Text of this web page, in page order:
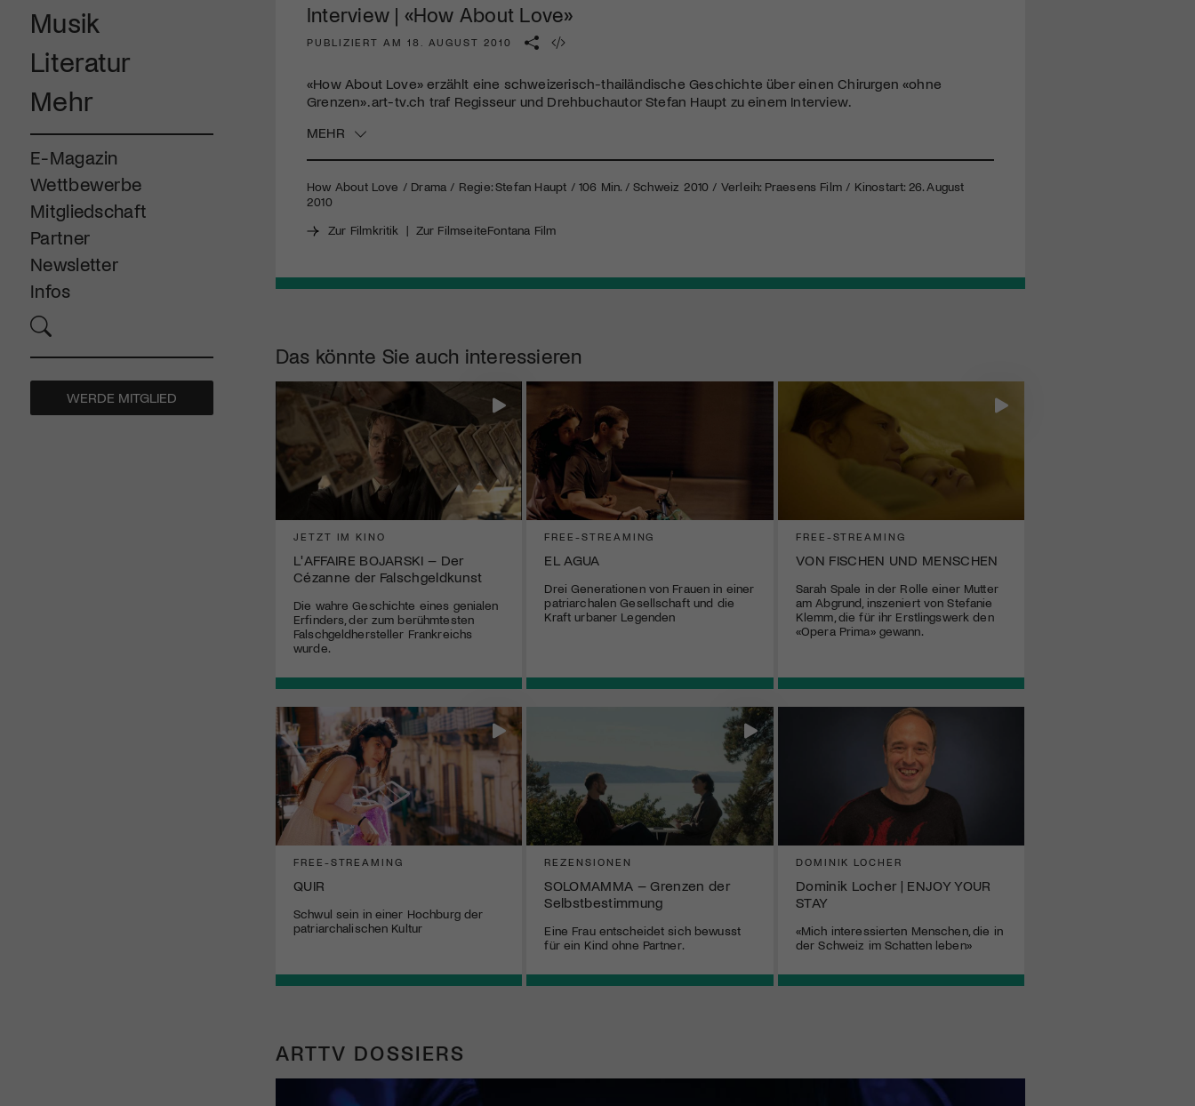
Musik
Literatur
Mehr
E-Magazin
Wettbewerbe
Mitgliedschaft
Partner
Newsletter
Infos
WERDE MITGLIED
Interview | «How About Love»
PUBLIZIERT AM 18. AUGUST 2010
«How About Love» erzählt eine schweizerisch-thailändische Geschichte über einen Chirurgen «ohne
Grenzen». art-tv.ch traf Regisseur und Drehbuchautor Stefan Haupt zu einem Interview.
MEHR
How About Love / Drama / Regie: Stefan Haupt / 106 Min. / Schweiz 2010 / Verleih: Praesens Film / Kinostart: 26. August
2010
Zur Filmkritik | Zur FilmseiteFontana Film
Das könnte Sie auch interessieren
JETZT IM KINO
L'AFFAIRE BOJARSKI – Der
Cézanne der Falschgeldkunst
Die wahre Geschichte eines genialen
Erfinders, der zum berühmtesten
Falschgeldhersteller Frankreichs
wurde.
FREE-STREAMING
EL AGUA
Drei Generationen von Frauen in einer
patriarchalen Gesellschaft und die
Kraft urbaner Legenden
FREE-STREAMING
VON FISCHEN UND MENSCHEN
Sarah Spale in der Rolle einer Mutter
am Abgrund, inszeniert von Stefanie
Klemm, die für ihr Erstlingswerk den
«Opera Prima» gewann.
FREE-STREAMING
QUIR
Schwul sein in einer Hochburg der
patriarchalischen Kultur
REZENSIONEN
SOLOMAMMA – Grenzen der
Selbstbestimmung
Eine Frau entscheidet sich bewusst
für ein Kind ohne Partner.
DOMINIK LOCHER
Dominik Locher | ENJOY YOUR
STAY
«Mich interessierten Menschen, die in
der Schweiz im Schatten leben»
ARTTV DOSSIERS
Jetzt Mitglied werden